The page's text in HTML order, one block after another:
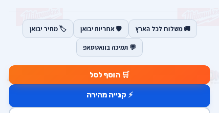
🚚 משלוח לכל הארץ 🛡️ אחריות יבואן 🏷️ מחיר יבואן
💬 תמיכה בוואטסאפ
🛒 הוסף לסל
⚡ קנייה מהירה